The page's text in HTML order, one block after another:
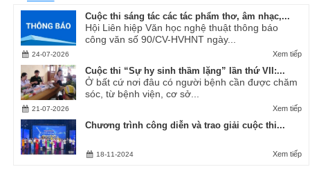
Cuộc thi sáng tác các tác phẩm thơ, âm nhạc,...
Hội Liên hiệp Văn học nghệ thuật thông báo
công văn số 90/CV-HVHNT ngày...
Xem tiếp
24-07-2026
Cuộc thi “Sự hy sinh thầm lặng” lần thứ VII:...
Ở bất cứ nơi đâu có người bệnh cần được chăm
sóc, từ bệnh viện, cơ sở...
Xem tiếp
21-07-2026
Chương trình công diễn và trao giải cuộc thi...
Xem tiếp
18-11-2024